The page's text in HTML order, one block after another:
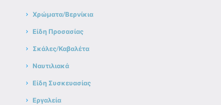
Χρώματα/Βερνίκια
Είδη Προσασίας
Σκάλες/Καβαλέτα
Ναυτιλιακά
Είδη Συσκευασίας
Εργαλεία